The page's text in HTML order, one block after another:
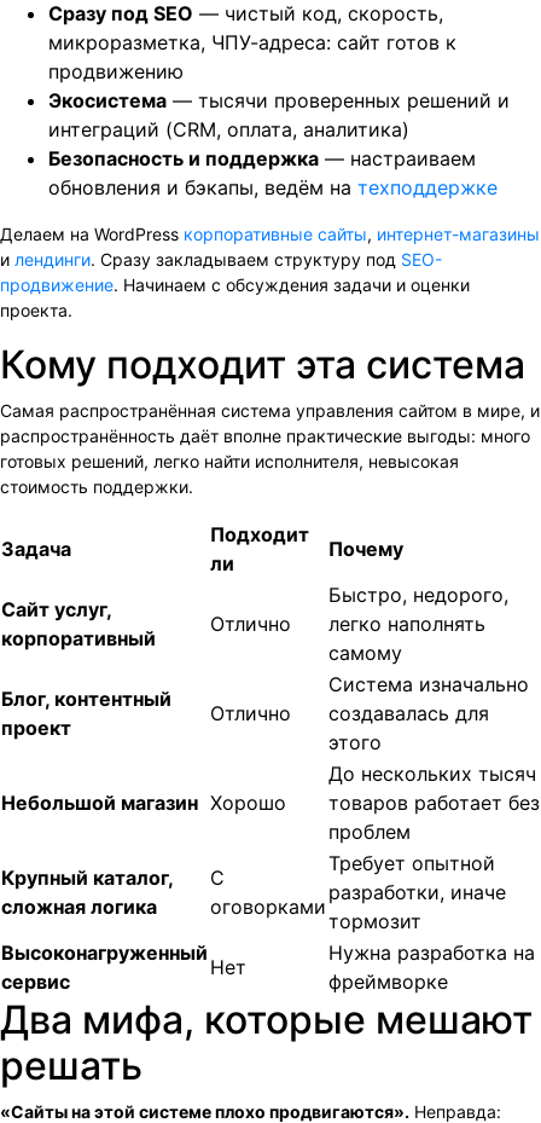
Сразу под SEO — чистый код, скорость,
микроразметка, ЧПУ-адреса: сайт готов к
продвижению
Экосистема — тысячи проверенных решений и
интеграций (CRM, оплата, аналитика)
Безопасность и поддержка — настраиваем
обновления и бэкапы, ведём на техподдержке
Делаем на WordPress корпоративные сайты, интернет-магазины
и лендинги. Сразу закладываем структуру под SEO-
продвижение. Начинаем с обсуждения задачи и оценки
проекта.
Кому подходит эта система
Самая распространённая система управления сайтом в мире, и
распространённость даёт вполне практические выгоды: много
готовых решений, легко найти исполнителя, невысокая
стоимость поддержки.
Задача
Подходит
ли
Почему
Сайт услуг,
корпоративный
Отлично
Быстро, недорого,
легко наполнять
самому
Блог, контентный
проект
Отлично
Система изначально
создавалась для
этого
Небольшой магазин Хорошо
До нескольких тысяч
товаров работает без
проблем
Крупный каталог,
сложная логика
С
оговорками
Требует опытной
разработки, иначе
тормозит
Высоконагруженный
сервис
Нет
Нужна разработка на
фреймворке
Два мифа, которые мешают
решать
«Сайты на этой системе плохо продвигаются». Неправда: